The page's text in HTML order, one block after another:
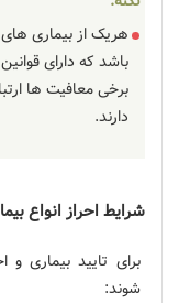
هریک از بیماری
باشد که دارای
برخی معافیت ها
دارند.
شرایط احراز انواع
برای تایید بیماری
شوند: